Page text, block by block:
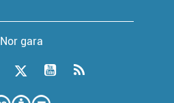
Nor gara